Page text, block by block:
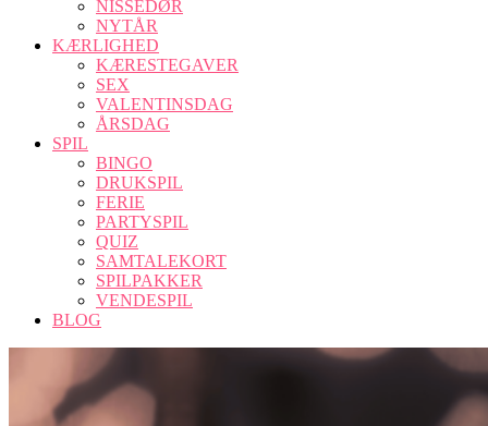
NISSEDØR
NYTÅR
KÆRLIGHED
KÆRESTEGAVER
SEX
VALENTINSDAG
ÅRSDAG
SPIL
BINGO
DRUKSPIL
FERIE
PARTYSPIL
QUIZ
SAMTALEKORT
SPILPAKKER
VENDESPIL
BLOG